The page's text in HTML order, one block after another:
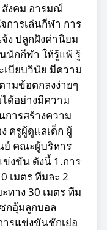
สังคม อารมณ์
การเล่นกีฬา การ
ง ปลูกฝังค่านิยม
นักกีฬา ให้รู้แพ้ รู้
เบียบวินัย มีความ
มข้อตกลงง่ายๆ
ด้อย่างมีความ
การสร้างความ
ครูผู้ดูแลเด็ก ผู้
ย์ คณะผู้บริหาร
งขัน ดังนี้ 1.การ
เมตร ทีมละ 2
ทาง 30 เมตร ทีม
กอุ้มลูกบอล
รแข่งขันชักเย่อ